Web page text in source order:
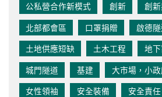
公私營合作新模式
創新 創
北部都會區
口罩捐贈
啟德
土地供應短缺
土木工程
地
城門隧道
基建 大市場，小
女性領袖
安全裝備 安全責任